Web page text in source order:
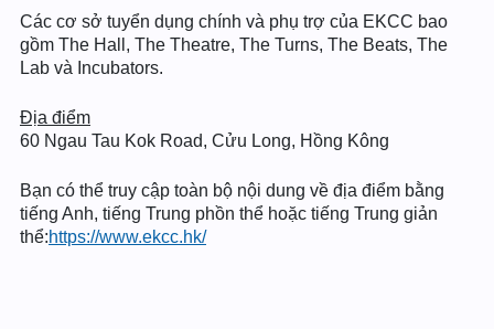
Các cơ sở tuyển dụng chính và phụ trợ của EKCC bao
gồm The Hall, The Theatre, The Turns, The Beats, The
Lab và Incubators.
Địa điểm
60 Ngau Tau Kok Road, Cửu Long, Hồng Kông
Bạn có thể truy cập toàn bộ nội dung về địa điểm bằng
tiếng Anh, tiếng Trung phồn thể hoặc tiếng Trung giản
thể:https://www.ekcc.hk/